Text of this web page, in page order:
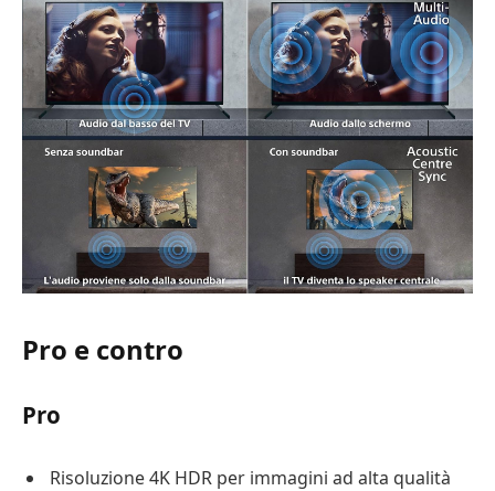
Pro e contro
Pro
Risoluzione 4K HDR per immagini ad alta qualità